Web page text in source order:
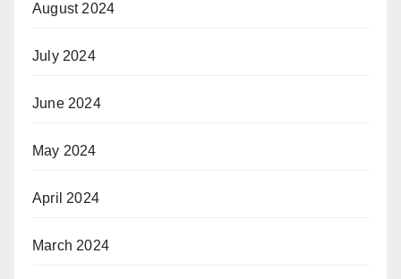
August 2024
July 2024
June 2024
May 2024
April 2024
March 2024